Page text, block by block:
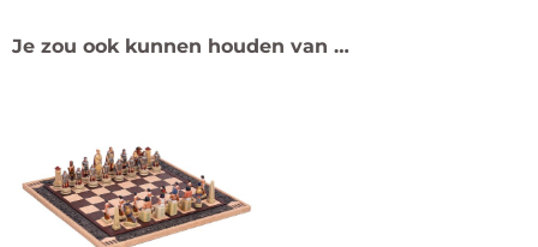
Je zou ook kunnen houden van …